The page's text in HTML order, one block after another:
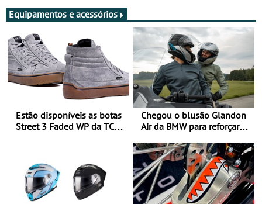
Equipamentos e acessórios
Estão disponíveis as botas
Street 3 Faded WP da TCX
Chegou o blusão Glandon
Air da BMW para reforçar
verão